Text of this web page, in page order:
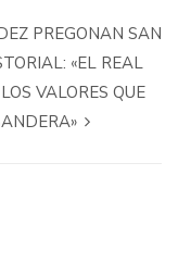
PREGONAN SAN
«EL REAL
VALORES QUE